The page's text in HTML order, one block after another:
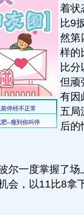
着状
比9
然第
样的
比
但顽
有因
五局
后的
一度掌握了场
会，以11比8拿